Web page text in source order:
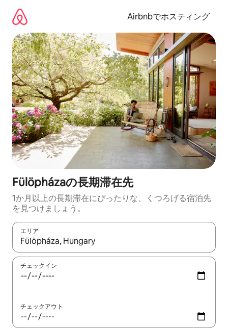
Airbnbでホスティング
Fülöpházaの長期滞在先
1か月以上の長期滞在にぴったりな、くつろげる宿泊先
を見つけましょう。
エリア
検索結果が表示されたら、上下の矢印キーを使って移動するか
チェックイン
チェックアウト